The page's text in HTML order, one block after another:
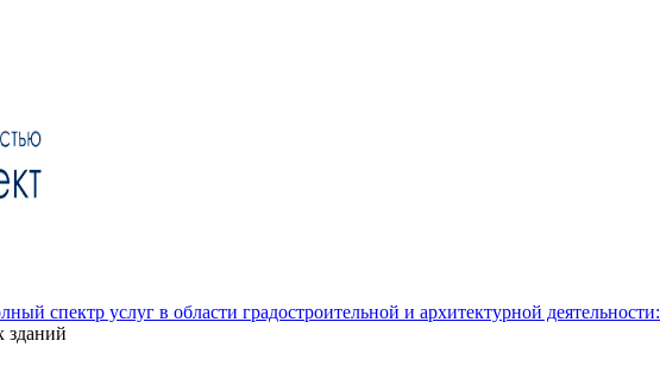
спектр услуг в области градостроительной и архитектурной деятельности:
зданий